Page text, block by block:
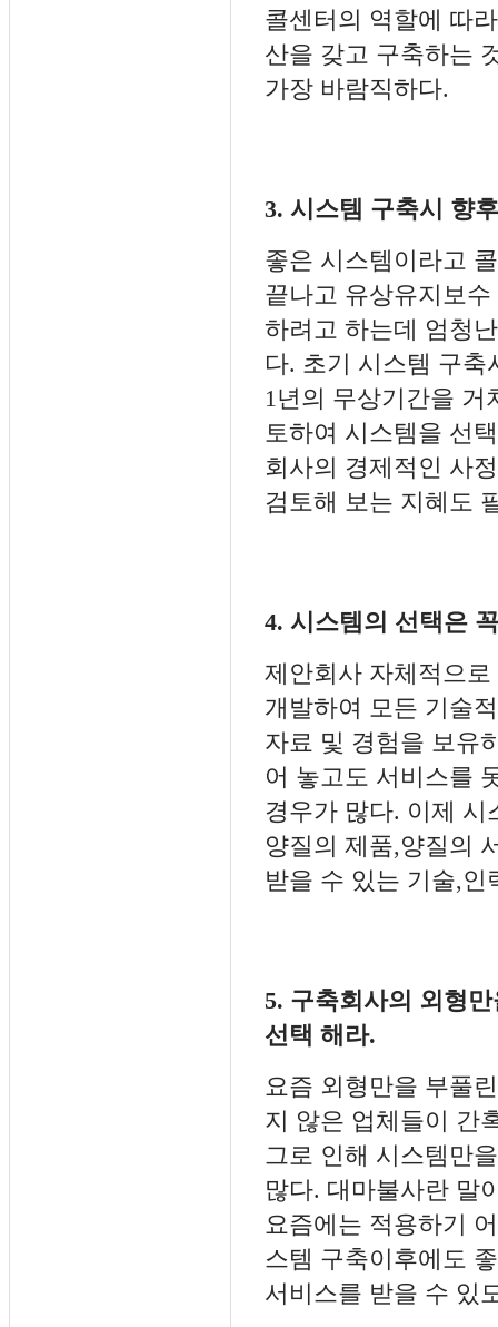
콜센터의 역할에 따
산을 갖고 구축하는
가장 바람직하다.
3. 시스템 구축시 향
좋은 시스템이라고
끝나고 유상유지보
하려고 하는데 엄청
다. 초기 시스템 구축
1년의 무상기간을
토하여 시스템을 선
회사의 경제적인 사
검토해 보는 지혜도
4. 시스템의 선택은
제안회사 자체적으
개발하여 모든 기술
자료 및 경험을 보유
어 놓고도 서비스를
경우가 많다. 이제
양질의 제품,양질의
받을 수 있는 기술,
5. 구축회사의 외형
선택 해라.
요즘 외형만을 부풀
지 않은 업체들이 간
그로 인해 시스템만
많다. 대마불사란 말
요즘에는 적용하기
스템 구축이후에도
서비스를 받을 수 있